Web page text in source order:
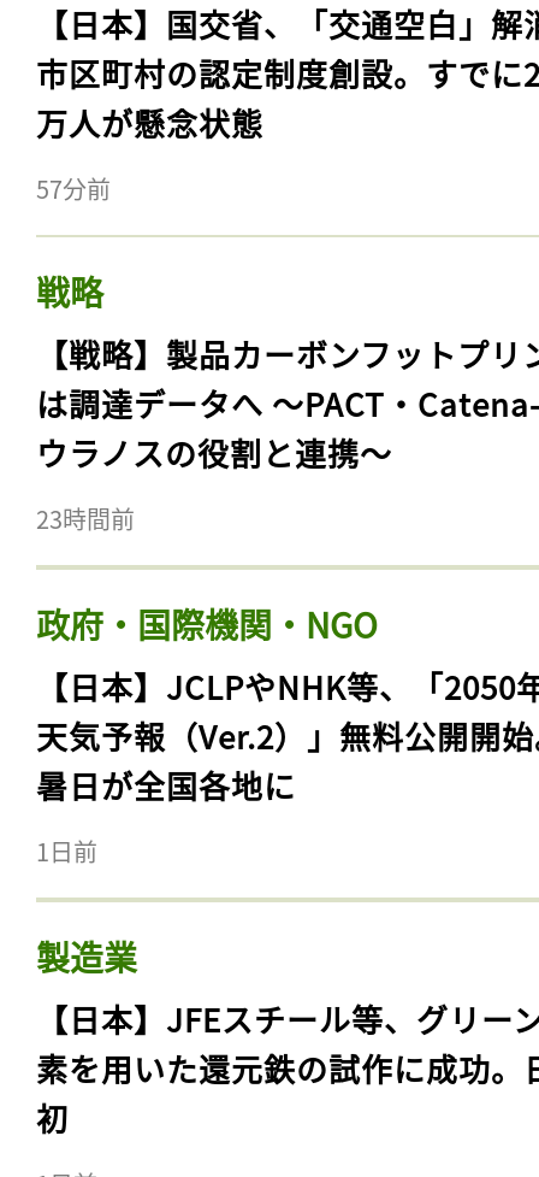
【日本】国交省、「交通空白」解
市区町村の認定制度創設。すでに
万人が懸念状態
57分前
戦略
【戦略】製品カーボンフットプリ
は調達データへ 〜PACT・
ウラノスの役割と連携〜
23時間前
政府・国際機関・NGO
【日本】JCLPやNHK等、「2050
天気予報（Ver.2）」無料公開開
暑日が全国各地に
1日前
製造業
【日本】JFEスチール等、グリー
素を用いた還元鉄の試作に成功。
初